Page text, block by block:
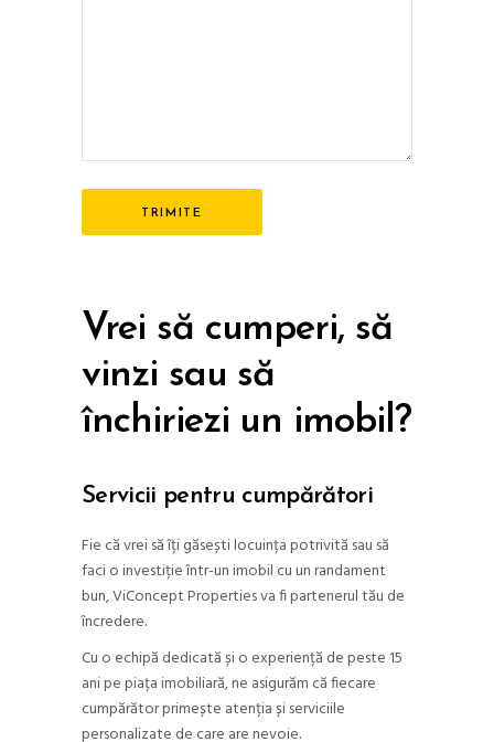
Vrei să cumperi, să
vinzi sau să
închiriezi un imobil?
Servicii pentru cumpărători
Fie că vrei să îți găsești locuința potrivită sau să
faci o investiție într-un imobil cu un randament
bun, ViConcept Properties va fi partenerul tău de
încredere.
Cu o echipă dedicată și o experiență de peste 15
ani pe piața imobiliară, ne asigurăm că fiecare
cumpărător primește atenția și serviciile
personalizate de care are nevoie.